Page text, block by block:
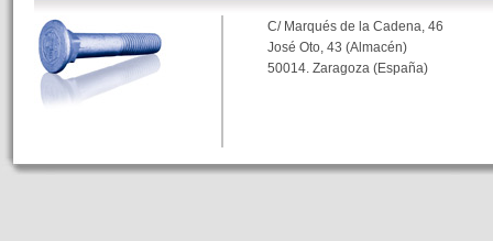
C/ Marqués de la Cadena, 46
José Oto, 43 (Almacén)
50014. Zaragoza (España)